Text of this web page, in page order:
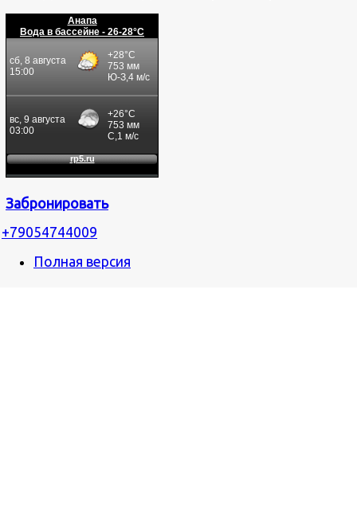
Анапа
Вода в бассейне - 26-28°C
Забронировать
+79054744009
Полная версия